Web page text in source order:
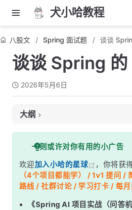
犬小哈教程
八股文 Spring 面试题 谈谈
谈谈 Spring 的
2026年5月6日
大纲
面试考察点
核心答案
深度解析
一、IOC 到底反转了什么？
二、IOC 和 DI 是什么关系？
一则或许对你有用的小广告
欢迎加入小哈的星球 ，你将获得
（4个项目都能学） / 1v1 提问 /
路线 / 社群讨论 / 学习打卡 / 每
《Spring AI 项目实战（问答